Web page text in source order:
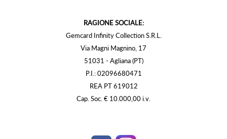
RAGIONE SOCIALE:
Gemcard Infinity Collection S.R.L.
Via Magni Magnino, 17
51031 - Agliana (PT)
P.I.: 02096680471
REA PT 619012
Cap. Soc. € 10.000,00 i.v.